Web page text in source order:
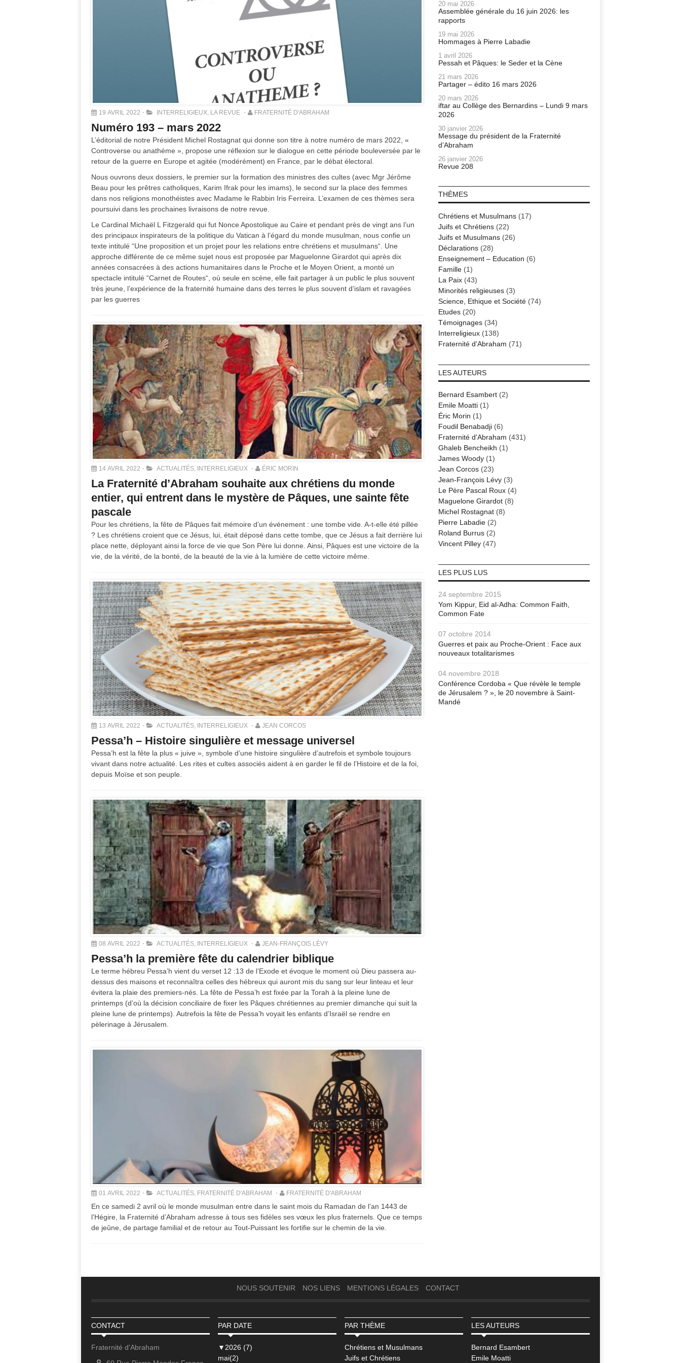
19 AVRIL 2022 INTERRELIGIEUX, LA REVUE FRATERNITÉ D'ABRAHAM
Numéro 193 – mars 2022
L’éditorial de notre Président Michel Rostagnat qui donne son titre à notre numéro de mars 2022, «
Controverse ou anathème », propose une réflexion sur le dialogue en cette période bouleversée par le
retour de la guerre en Europe et agitée (modérément) en France, par le débat électoral.
Nous ouvrons deux dossiers, le premier sur la formation des ministres des cultes (avec Mgr Jérôme
Beau pour les prêtres catholiques, Karim Ifrak pour les imams), le second sur la place des femmes
dans nos religions monothéistes avec Madame le Rabbin Iris Ferreira. L’examen de ces thèmes sera
poursuivi dans les prochaines livraisons de notre revue.
Le Cardinal Michaël L Fitzgerald qui fut Nonce Apostolique au Caire et pendant près de vingt ans l’un
des principaux inspirateurs de la politique du Vatican à l’égard du monde musulman, nous confie un
texte intitulé “Une proposition et un projet pour les relations entre chrétiens et musulmans“. Une
approche différente de ce même sujet nous est proposée par Maguelonne Girardot qui après dix
années consacrées à des actions humanitaires dans le Proche et le Moyen Orient, a monté un
spectacle intitulé “Carnet de Routes“, où seule en scène, elle fait partager à un public le plus souvent
très jeune, l’expérience de la fraternité humaine dans des terres le plus souvent d’islam et ravagées
par les guerres
14 AVRIL 2022 ACTUALITÉS INTERRELIGIEUX ÉRIC MORIN
La Fraternité d’Abraham souhaite aux chrétiens du monde
entier, qui entrent dans le mystère de Pâques, une sainte fête
pascale
Pour les chrétiens, la fête de Pâques fait mémoire d’un événement : une tombe vide. A-t-elle été pillée
? Les chrétiens croient que ce Jésus, lui, était déposé dans cette tombe, que ce Jésus a fait derrière lui
place nette, déployant ainsi la force de vie que Son Père lui donne. Ainsi, Pâques est une victoire de la
vie, de la vérité, de la bonté, de la beauté de la vie à la lumière de cette victoire même.
13 AVRIL 2022 ACTUALITÉS INTERRELIGIEUX JEAN CORCOS
Pessa’h – Histoire singulière et message universel
Pessa’h est la fête la plus « juive », symbole d’une histoire singulière d’autrefois et symbole toujours
vivant dans notre actualité. Les rites et cultes associés aident à en garder le fil de l’Histoire et de la foi,
depuis Moïse et son peuple.
08 AVRIL 2022 ACTUALITÉS INTERRELIGIEUX JEAN-FRANÇOIS LÉVY
Pessa’h la première fête du calendrier biblique
Le terme hébreu Pessa’h vient du verset 12 :13 de l’Exode et évoque le moment où Dieu passera au-
dessus des maisons et reconnaîtra celles des hébreux qui auront mis du sang sur leur linteau et leur
évitera la plaie des premiers-nés. La fête de Pessa’h est fixée par la Torah à la pleine lune de
printemps (d’où la décision conciliaire de fixer les Pâques chrétiennes au premier dimanche qui suit la
pleine lune de printemps). Autrefois la fête de Pessa’h voyait les enfants d’Israël se rendre en
pèlerinage à Jérusalem.
01 AVRIL 2022 ACTUALITÉS, FRATERNITÉ D'ABRAHAM FRATERNITÉ D'ABRAHAM
En ce samedi 2 avril où le monde musulman entre dans le saint mois du Ramadan de l’an 1443 de
l’Hégire, la Fraternité d’Abraham adresse à tous ses fidèles ses vœux les plus fraternels. Que ce temps
de jeûne, de partage familial et de retour au Tout-Puissant les fortifie sur le chemin de la vie.
20 mai 2026
Assemblée générale du 16 juin 2026: les
rapports
19 mai 2026
Hommages à Pierre Labadie
1 avril 2026
Pessah et Pâques: le Seder et la Cène
21 mars 2026
Partager – édito 16 mars 2026
20 mars 2026
iftar au Collège des Bernardins – Lundi 9 mars
2026
30 janvier 2026
Message du président de la Fraternité
d’Abraham
26 janvier 2026
Revue 208
THÈMES
Chrétiens et Musulmans(17)
Juifs et Chrétiens(22)
Juifs et Musulmans(26)
Déclarations(28)
Enseignement – Education (6)
Famille(1)
La Paix(43)
Minorités religieuses(3)
Science, Ethique et Société(74)
Etudes(20)
Témoignages(34)
Interreligieux(138)
Fraternité d'Abraham (71)
LES AUTEURS
Bernard Esambert(2)
Emile Moatti(1)
Éric Morin (1)
Foudil Benabadji(6)
Fraternité d'Abraham (431)
Ghaleb Bencheikh (1)
James Woody(1)
Jean Corcos(23)
Jean-François Lévy(3)
Le Père Pascal Roux(4)
Maguelone Girardot(8)
Michel Rostagnat(8)
Pierre Labadie(2)
Roland Burrus(2)
Vincent Pilley(47)
LES PLUS LUS
24 septembre 2015
Yom Kippur, Eid al-Adha: Common Faith,
Common Fate
07 octobre 2014
Guerres et paix au Proche-Orient : Face aux
nouveaux totalitarismes
04 novembre 2018
Conférence Cordoba « Que révèle le temple
de Jérusalem ? », le 20 novembre à Saint-
Mandé
NOUS SOUTENIR NOS LIENS MENTIONS LÉGALES CONTACT
CONTACT
Fraternité d'Abraham
PAR DATE
▼2026 (7)
mai(2)
PAR THÈME
Chrétiens et Musulmans
Juifs et Chrétiens
LES AUTEURS
Bernard Esambert
Emile Moatti